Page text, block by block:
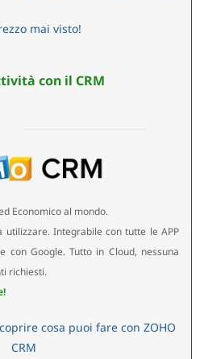
mai visto!
con il CRM
Economico al mondo.
utilizzare. Integrabile con tutte le APP
con Google. Tutto in Cloud, nessuna
richiesti.
cosa puoi fare con ZOHO
CRM